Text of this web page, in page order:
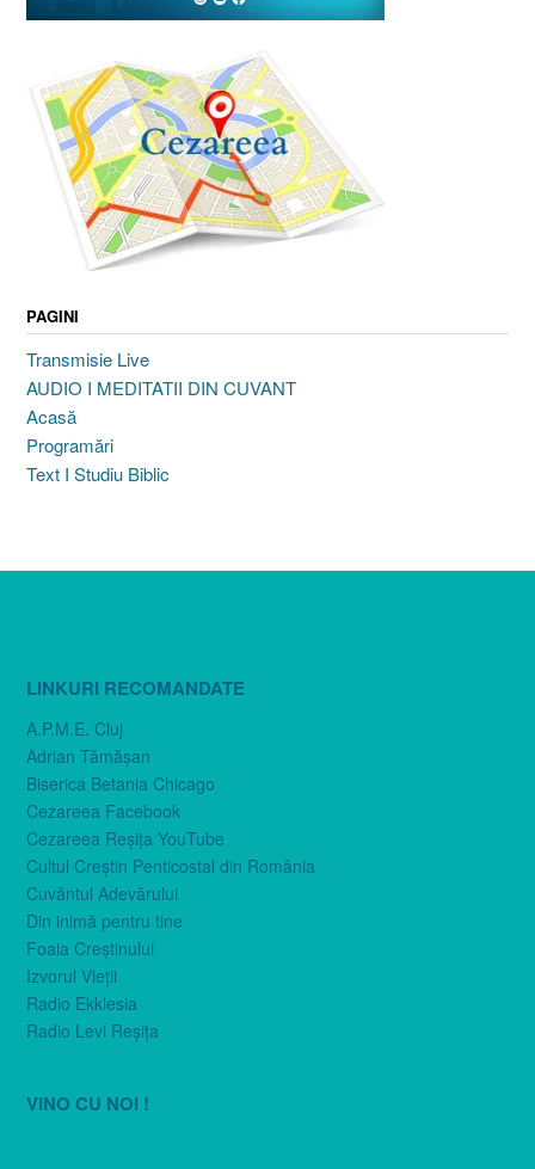
PAGINI
Transmisie Live
AUDIO I MEDITATII DIN CUVANT
Acasă
Programări
Text I Studiu Biblic
LINKURI RECOMANDATE
A.P.M.E. Cluj
Adrian Tămăşan
Biserica Betania Chicago
Cezareea Facebook
Cezareea Reşiţa YouTube
Cultul Creştin Penticostal din România
Cuvântul Adevărului
Din inimă pentru tine
Foaia Creştinului
Izvorul Vieţii
Radio Ekklesia
Radio Levi Reşiţa
VINO CU NOI !